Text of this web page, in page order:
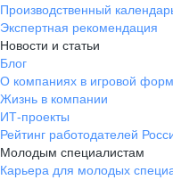
Производственный
Экспертная рекомендация
Новости и статьи
Блог
О компаниях в игровой
Жизнь в компании
ИТ-проекты
Рейтинг работодателей
Молодым специалистам
Карьера для молодых